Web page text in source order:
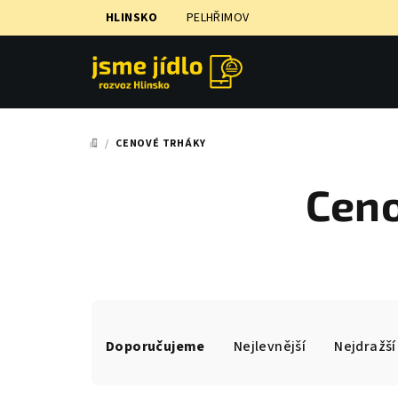
na
HLINSKO PELHŘIMOV
DOMŮ
/ CENOVÉ TRHÁKY
aDoporučujeme Nejlevnější Nejdražší